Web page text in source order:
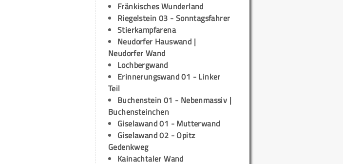
Fränkisches Wunderland
Riegelstein 03 - Sonntagsfahrer
Stierkampfarena
Neudorfer Hauswand |
Neudorfer Wand
Lochbergwand
Erinnerungswand 01 - Linker
Teil
Buchenstein 01 - Nebenmassiv |
Buchensteinchen
Giselawand 01 - Mutterwand
Giselawand 02 - Opitz
Gedenkweg
Kainachtaler Wand